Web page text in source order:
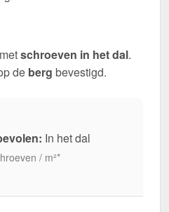
schroeven in het dal.
de berg bevestigd.
In het dal
/ m²*